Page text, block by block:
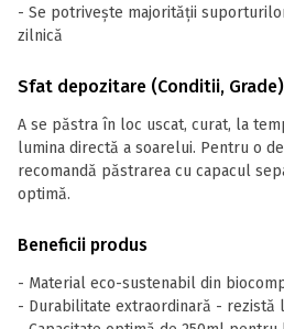
- Se potrivește majorității
zilnică
Sfat depozitare (Conditii, Grade)
A se păstra în loc uscat, curat, la
lumina directă a soarelui. Pentru o
recomandă păstrarea cu capacul
optimă.
Beneficii produs
- Material eco-sustenabil din
- Durabilitate extraordinară - rezistă